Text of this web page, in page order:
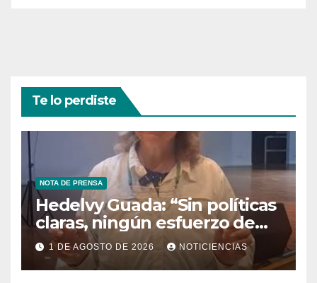
Te lo perdiste
NOTA DE PRENSA
Hedelvy Guada: “Sin políticas
claras, ningún esfuerzo de
conservación rendirá frutos”
1 DE AGOSTO DE 2026 NOTICIENCIAS